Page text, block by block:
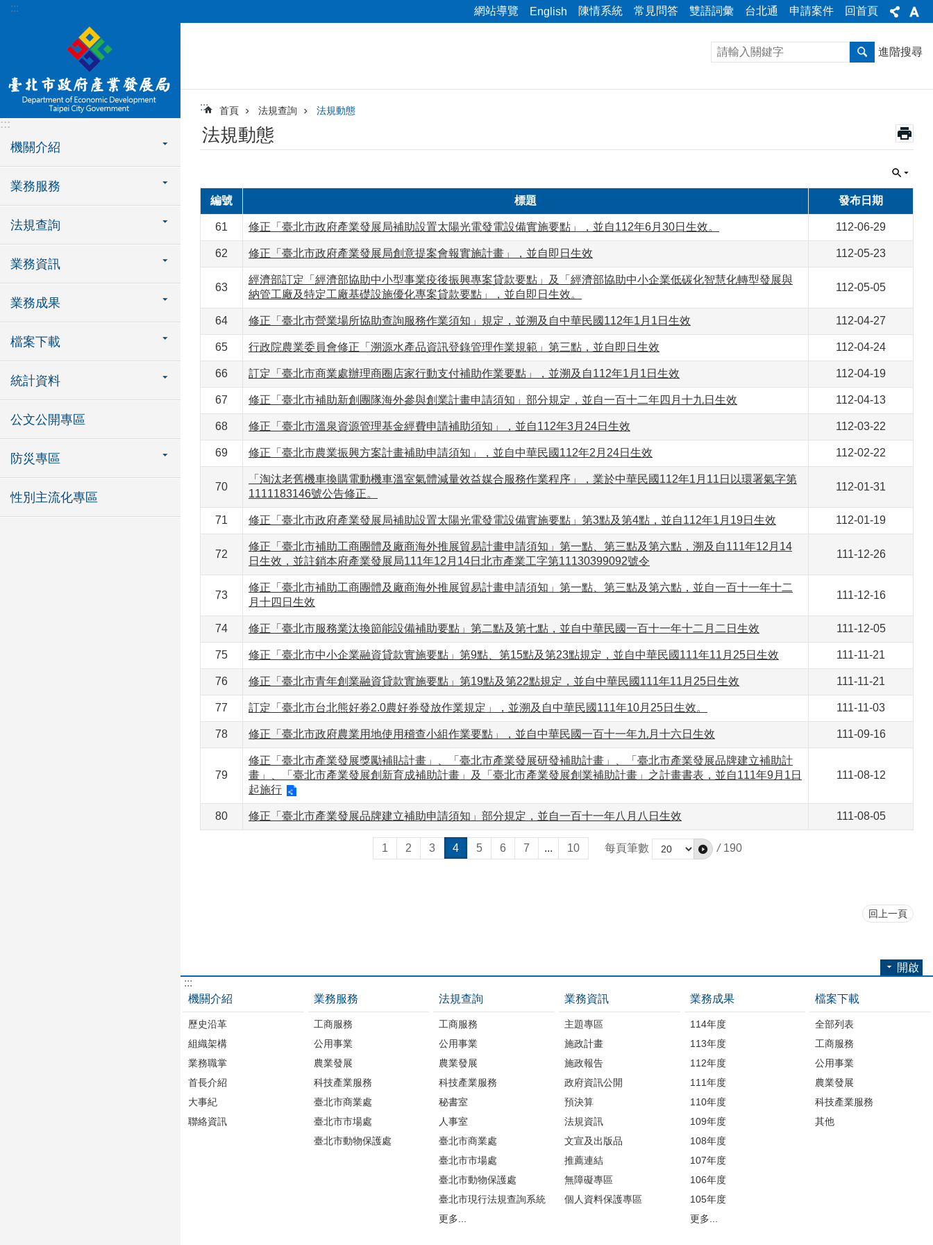
跳到主要內容區塊
::: 網站導覽 English 陳情系統 常見問答 雙語詞彙 台北通 申請案件 回首頁
:::
機關介紹
業務服務
法規查詢
業務資訊
業務成果
檔案下載
統計資料
公文公開專區
防災專區
性別主流化專區
進階搜尋
::: 首頁 法規查詢 法規動態
法規動態
編號 標題 發布日期
61 修正「臺北市政府產業發展局補助設置太陽光電發電設備實施要點」，並自112年6月30日生效。 112-06-29
62 修正「臺北市政府產業發展局創意提案會報實施計畫」，並自即日生效 112-05-23
63
經濟部訂定「經濟部協助中小型事業疫後振興專案貸款要點」及「經濟部協助中小企業低碳化智慧化轉型發展與
納管工廠及特定工廠基礎設施優化專案貸款要點」，並自即日生效。
112-05-05
64 修正「臺北市營業場所協助查詢服務作業須知」規定，並溯及自中華民國112年1月1日生效 112-04-27
65 行政院農業委員會修正「溯源水產品資訊登錄管理作業規範」第三點，並自即日生效 112-04-24
66 訂定「臺北市商業處辦理商圈店家行動支付補助作業要點」，並溯及自112年1月1日生效 112-04-19
67 修正「臺北市補助新創團隊海外參與創業計畫申請須知」部分規定，並自一百十二年四月十九日生效 112-04-13
68 修正「臺北市溫泉資源管理基金經費申請補助須知」，並自112年3月24日生效 112-03-22
69 修正「臺北市農業振興方案計畫補助申請須知」，並自中華民國112年2月24日生效 112-02-22
70
「淘汰老舊機車換購電動機車溫室氣體減量效益媒合服務作業程序」，業於中華民國112年1月11日以環署氣字第
1111183146號公告修正。
112-01-31
71 修正「臺北市政府產業發展局補助設置太陽光電發電設備實施要點」第3點及第4點，並自112年1月19日生效 112-01-19
72
修正「臺北市補助工商團體及廠商海外推展貿易計畫申請須知」第一點、第三點及第六點，溯及自111年12月14
日生效，並註銷本府產業發展局111年12月14日北市產業工字第11130399092號令
111-12-26
73
修正「臺北市補助工商團體及廠商海外推展貿易計畫申請須知」第一點、第三點及第六點，並自一百十一年十二
月十四日生效
111-12-16
74 修正「臺北市服務業汰換節能設備補助要點」第二點及第七點，並自中華民國一百十一年十二月二日生效 111-12-05
75 修正「臺北市中小企業融資貸款實施要點」第9點、第15點及第23點規定，並自中華民國111年11月25日生效 111-11-21
76 修正「臺北市青年創業融資貸款實施要點」第19點及第22點規定，並自中華民國111年11月25日生效 111-11-21
77 訂定「臺北市台北熊好券2.0農好券發放作業規定」，並溯及自中華民國111年10月25日生效。 111-11-03
78 修正「臺北市政府農業用地使用稽查小組作業要點」，並自中華民國一百十一年九月十六日生效 111-09-16
79
修正「臺北市產業發展獎勵補貼計畫」、「臺北市產業發展研發補助計畫」、「臺北市產業發展品牌建立補助計
畫」、「臺北市產業發展創新育成補助計畫」及「臺北市產業發展創業補助計畫」之計畫書表，並自111年9月1日
起施行
111-08-12
80 修正「臺北市產業發展品牌建立補助申請須知」部分規定，並自一百十一年八月八日生效 111-08-05
1 2 3 4 5 6 7 ... 10 每頁筆數 / 190
回上一頁
開啟
:::
機關介紹
歷史沿革
組織架構
業務職掌
首長介紹
大事紀
聯絡資訊
業務服務
工商服務
公用事業
農業發展
科技產業服務
臺北市商業處
臺北市市場處
臺北市動物保護處
法規查詢
工商服務
公用事業
農業發展
科技產業服務
秘書室
人事室
臺北市商業處
臺北市市場處
臺北市動物保護處
臺北市現行法規查詢系統
更多...
業務資訊
主題專區
施政計畫
施政報告
政府資訊公開
預決算
法規資訊
文宣及出版品
推薦連結
無障礙專區
個人資料保護專區
業務成果
114年度
113年度
112年度
111年度
110年度
109年度
108年度
107年度
106年度
105年度
更多...
檔案下載
全部列表
工商服務
公用事業
農業發展
科技產業服務
其他